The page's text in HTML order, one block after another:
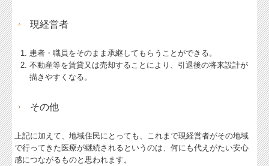
現経営者
患者・職員をそのまま承継してもらうことができる。
不動産等を賃貸又は売却することにより、引退後の将来設計が
描きやすくなる。
その他
上記に加えて、地域住民にとっても、これまで現経営者がその地域
で行ってきた医療が継続されるというのは、何にも代えがたい安心
感につながるものと思われます。